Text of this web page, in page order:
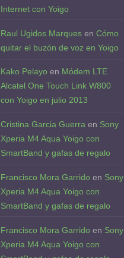
Internet con Yoigo
Raul Ugidos Marques en Cómo
quitar el buzón de voz en Yoigo
Kako Pelayo en Módem LTE
Alcatel One Touch Link W800
con Yoigo en julio 2013
Cristina Garcia Guerra en Sony
Xperia M4 Aqua Yoigo con
SmartBand y gafas de regalo
Francisco Mora Garrido en Sony
Xperia M4 Aqua Yoigo con
SmartBand y gafas de regalo
Francisco Mora Garrido en Sony
Xperia M4 Aqua Yoigo con